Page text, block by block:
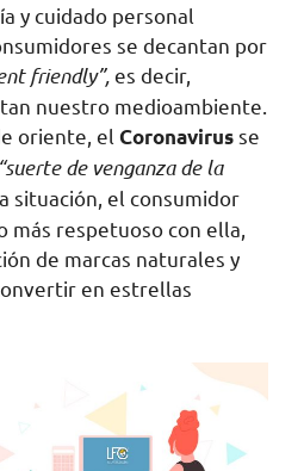
y cuidado personal
se decantan por
friendly”,es decir,
nuestro medioambiente.
oriente, el Coronavirusse
“suerte de venganza de la
situación, el consumidor
más respetuoso con ella,
de marcas naturales y
en estrellas